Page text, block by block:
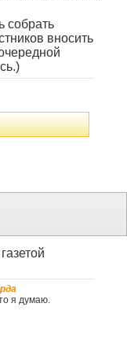
собрать
вносить
я думаю.